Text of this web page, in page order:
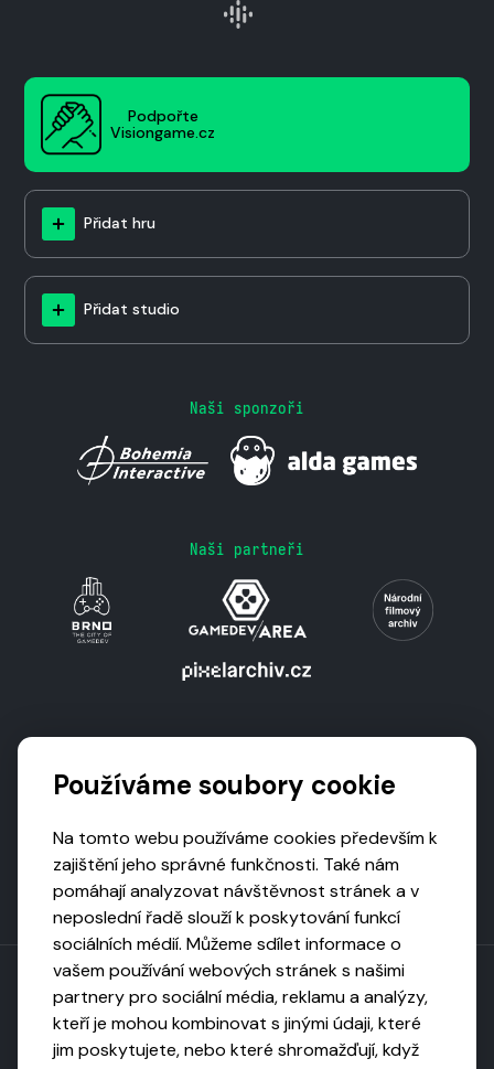
Podpořte
Visiongame.cz
Přidat hru
Přidat studio
Naši sponzoři
Naši partneři
Toto dílo podléhá licenci CC BY-NC-ND
Uveďte původ, neužívejte komerčně, nezpracovávejte.
Používáme soubory cookie
Na tomto webu používáme cookies především k
zajištění jeho správné funkčnosti. Také nám
pomáhají analyzovat návštěvnost stránek a v
neposlední řadě slouží k poskytování funkcí
sociálních médií. Můžeme sdílet informace o
vašem používání webových stránek s našimi
partnery pro sociální média, reklamu a analýzy,
kteří je mohou kombinovat s jinými údaji, které
jim poskytujete, nebo které shromažďují, když